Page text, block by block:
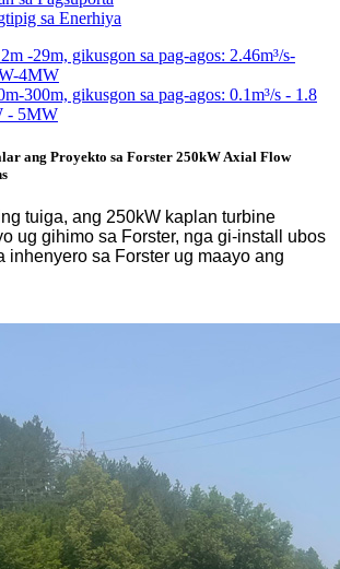
sa Enerhiya
ang Proyekto sa Forster 250kW Axial Flow
tuiga, ang 250kW kaplan turbine
ug gihimo sa Forster, nga gi-install ubos
inhenyero sa Forster ug maayo ang